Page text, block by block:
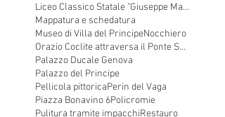
Liceo Classico Statale "Giuseppe Mazzini"
Mappatura e schedatura
Museo di Villa del PrincipeNocchiero
Orazio Coclite attraversa il Ponte Sublicio
Palazzo Ducale Genova
Palazzo del Principe
Pellicola pittoricaPerin del Vaga
Piazza Bonavino 6Policromie
Pulitura tramite impacchiRestauro